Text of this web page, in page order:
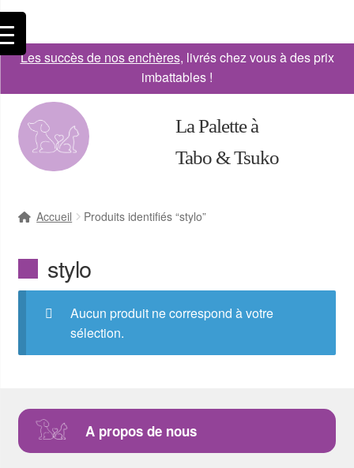
Les succès de nos enchères, livrés chez vous à des prix
imbattables !
La Palette à
Tabo & Tsuko
Accueil Produits identifiés “stylo”
stylo
Aucun produit ne correspond à votre
sélection.
A propos de nous